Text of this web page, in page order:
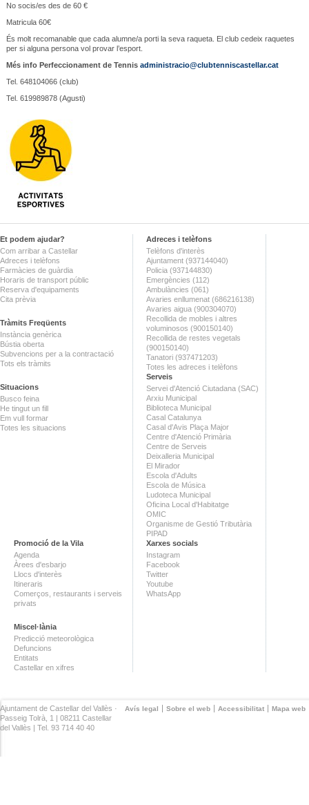
No socis/es des de 60 €
Matricula 60€
És molt recomanable que cada alumne/a porti la seva raqueta. El club cedeix raquetes
per si alguna persona vol provar l’esport.
Més info Perfeccionament de Tennis administracio@clubtenniscastellar.cat
Tel. 648104066 (club)
Tel. 619989878 (Agusti)
Et podem ajudar?
Com arribar a Castellar
Adreces i telèfons
Farmàcies de guàrdia
Horaris de transport públic
Reserva d'equipaments
Cita prèvia
Tràmits Freqüents
Instància genèrica
Bústia oberta
Subvencions per a la contractació
Tots els tràmits
Situacions
Busco feina
He tingut un fill
Em vull formar
Totes les situacions
Adreces i telèfons
Telèfons d'interès
Ajuntament (937144040)
Policia (937144830)
Emergències (112)
Ambulàncies (061)
Avaries enllumenat (686216138)
Avaries aigua (900304070)
Recollida de mobles i altres
voluminosos (900150140)
Recollida de restes vegetals
(900150140)
Tanatori (937471203)
Totes les adreces i telèfons
Serveis
Servei d'Atenció Ciutadana (SAC)
Arxiu Municipal
Biblioteca Municipal
Casal Catalunya
Casal d'Avis Plaça Major
Centre d'Atenció Primària
Centre de Serveis
Deixalleria Municipal
El Mirador
Escola d'Adults
Escola de Música
Ludoteca Municipal
Oficina Local d'Habitatge
OMIC
Organisme de Gestió Tributària
PIPAD
Promoció de la Vila
Agenda
Àrees d'esbarjo
Llocs d'interès
Itineraris
Comerços, restaurants i serveis
privats
Miscel·lània
Predicció meteorològica
Defuncions
Entitats
Castellar en xifres
Xarxes socials
Instagram
Facebook
Twitter
Youtube
WhatsApp
Avís legal Sobre el web Accessibilitat Mapa web
Ajuntament de Castellar del Vallès ·
Passeig Tolrà, 1 | 08211 Castellar
del Vallès | Tel. 93 714 40 40